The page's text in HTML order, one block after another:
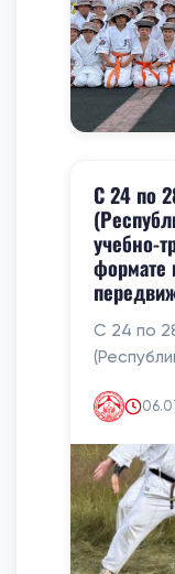
С 24 по
учебно-
формате
С 24 по